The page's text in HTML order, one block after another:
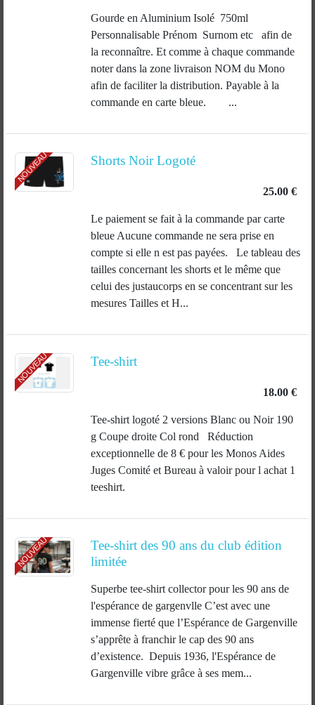
Gourde en Aluminium Isolé 750ml
Personnalisable Prénom Surnom etc afin de
la reconnaître. Et comme à chaque commande
noter dans la zone livraison NOM du Mono
afin de faciliter la distribution. Payable à la
commande en carte bleue. ...
NOUVEAU Shorts Noir Logoté
25.00 €
Le paiement se fait à la commande par carte
bleue Aucune commande ne sera prise en
compte si elle n est pas payées. Le tableau des
tailles concernant les shorts et le même que
celui des justaucorps en se concentrant sur les
mesures Tailles et H...
NOUVEAU Tee-shirt
18.00 €
Tee-shirt logoté 2 versions Blanc ou Noir 190
g Coupe droite Col rond Réduction
exceptionnelle de 8 € pour les Monos Aides
Juges Comité et Bureau à valoir pour l achat 1
teeshirt.
NOUVEAU
Tee-shirt des 90 ans du club édition
limitée
Superbe tee-shirt collector pour les 90 ans de
l'espérance de gargenvlle C’est avec une
immense fierté que l’Espérance de Gargenville
s’apprête à franchir le cap des 90 ans
d’existence. Depuis 1936, l'Espérance de
Gargenville vibre grâce à ses mem...